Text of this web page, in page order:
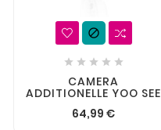

    
CAMERA
ADDITIONELLE YOO SEE
64,99 €